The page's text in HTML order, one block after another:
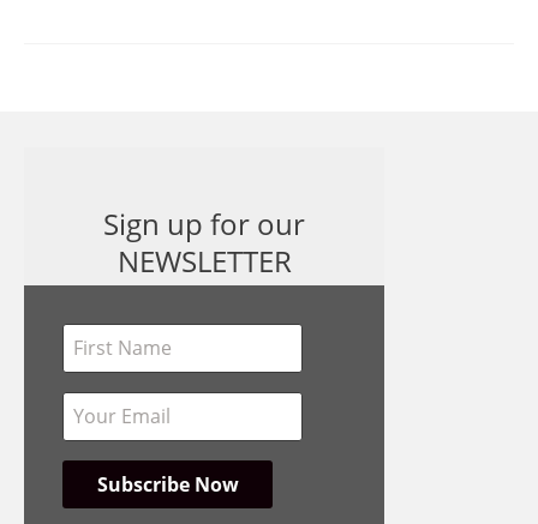
Sign up for our
NEWSLETTER